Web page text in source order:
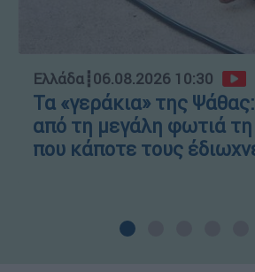
Ελλάδα┋06.08.2026 10:30
Τα «γεράκια» της
από τη μεγάλη φωτιά τη
που κάποτε τους